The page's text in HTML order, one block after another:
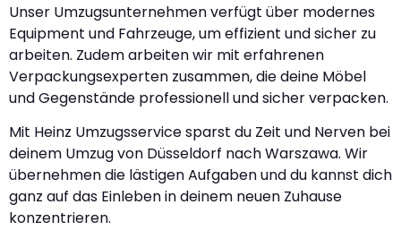
Unser Umzugsunternehmen verfügt über modernes
Equipment und Fahrzeuge, um effizient und sicher zu
arbeiten. Zudem arbeiten wir mit erfahrenen
Verpackungsexperten zusammen, die deine Möbel
und Gegenstände professionell und sicher verpacken.
Mit Heinz Umzugsservice sparst du Zeit und Nerven bei
deinem Umzug von Düsseldorf nach Warszawa. Wir
übernehmen die lästigen Aufgaben und du kannst dich
ganz auf das Einleben in deinem neuen Zuhause
konzentrieren.